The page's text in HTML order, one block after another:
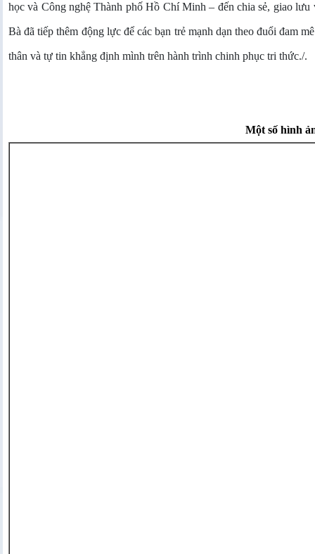
học và Công nghệ Thành phố Hồ Chí Minh – đến chia sẻ, giao
Bà đã tiếp thêm động lực để các bạn trẻ mạnh dạn theo đuổi đam
thân và tự tin khẳng định mình trên hành trình chinh phục tri thức./.
Một số hình